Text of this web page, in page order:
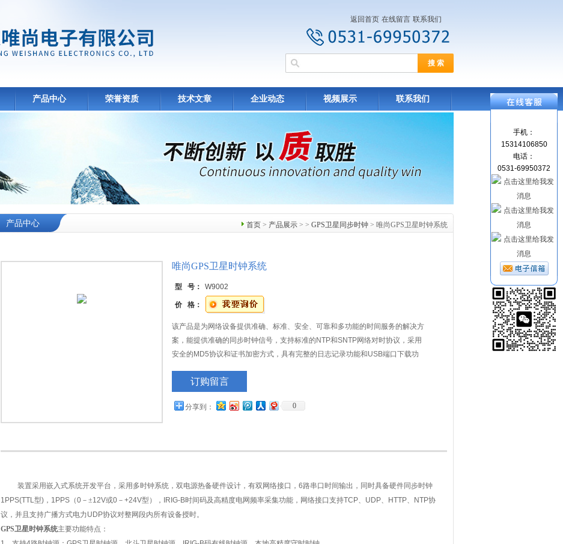
返回首页 在线留言 联系我们
产品中心 荣誉资质 技术文章 企业动态 视频展示 联系我们
首页 > 产品展示 > > GPS卫星同步时钟 > 唯尚GPS卫星时钟系统
产品中心
唯尚GPS卫星时钟系统
型 号： W9002
价 格：
该产品是为网络设备提供准确、标准、安全、可靠和多功能的时间服务的解决方
案，能提供准确的同步时钟信号，支持标准的NTP和SNTP网络对时协议，采用
安全的MD5协议和证书加密方式，具有完整的日志记录功能和USB端口下载功
干接点报警信号等功能。
订购留言
分享到： 0
装置采用嵌入式系统开发平台，采用多时钟系统，双电源热备硬件设计，有双网络接口， 6路串口时间输出，同时具备硬件同步时钟
1PPS(TTL型) ， 1PPS （0 －±12V或0 － +24V型）， IRIG-B时间码及高精度电网频率采集功能，网络接口支持TCP、 UDP、 HTTP、 NTP协
议，并且支持广播方式电力UDP协议对整网段内所有设备授时。
GPS卫星时钟系统主要功能特点：
手机：
15314106850
电话：
0531-69950372